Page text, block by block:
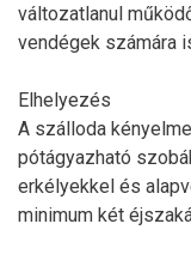
változatlanul
vendégek számára
Elhelyezés
A szálloda
pótágyazható
erkélyekkel és
minimum két